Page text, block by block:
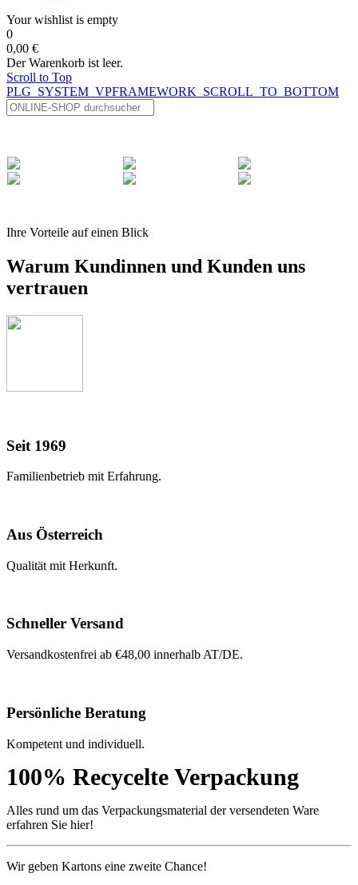
Your wishlist is empty
0
0,00 €
Der Warenkorb ist leer.
Scroll to Top
PLG_SYSTEM_VPFRAMEWORK_SCROLL_TO_BOTTOM
Ihre Vorteile auf einen Blick
Warum Kundinnen und Kunden uns
vertrauen
Seit 1969
Familienbetrieb mit Erfahrung.
Aus Österreich
Qualität mit Herkunft.
Schneller Versand
Versandkostenfrei ab €48,00 innerhalb AT/DE.
Persönliche Beratung
Kompetent und individuell.
100% Recycelte Verpackung
Alles rund um das Verpackungsmaterial der versendeten Ware
erfahren Sie hier!
Wir geben Kartons eine zweite Chance!